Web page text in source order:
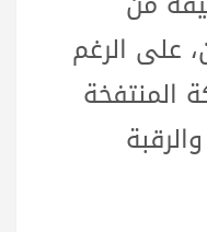
على الرغم
المنتفخة